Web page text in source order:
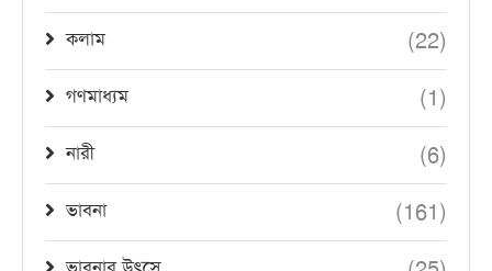
কলাম (22)
গণমাধ্যম (1)
নারী (6)
ভাবনা (161)